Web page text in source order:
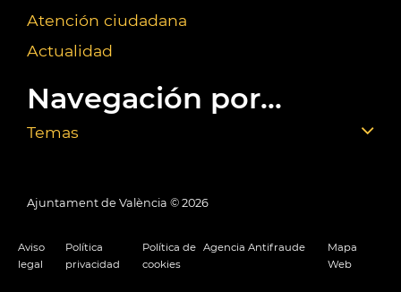
Atención ciudadana
Actualidad
Navegación por...
Temas
Ajuntament de València © 2026
Aviso
legal
Política
privacidad
Política de
cookies
Agencia Antifraude
Mapa
Web